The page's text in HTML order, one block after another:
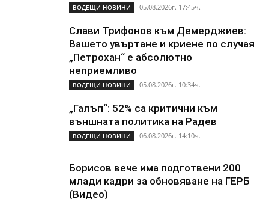
ВОДЕЩИ НОВИНИ 05.08.2026г. 17:45ч.
Слави Трифонов към Демерджиев:
Вашето увъртане и криене по случая
„Петрохан“ е абсолютно
неприемливо
ВОДЕЩИ НОВИНИ 05.08.2026г. 10:34ч.
„Галъп“: 52% са критични към
външната политика на Радев
ВОДЕЩИ НОВИНИ 06.08.2026г. 14:10ч.
Борисов вече има подготвени 200
млади кадри за обновяване на ГЕРБ
(Видео)